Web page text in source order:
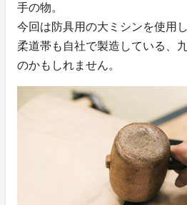
手の物。
今回は防具用の大ミシンを使用
柔道帯も自社で製造している、
のかもしれません。